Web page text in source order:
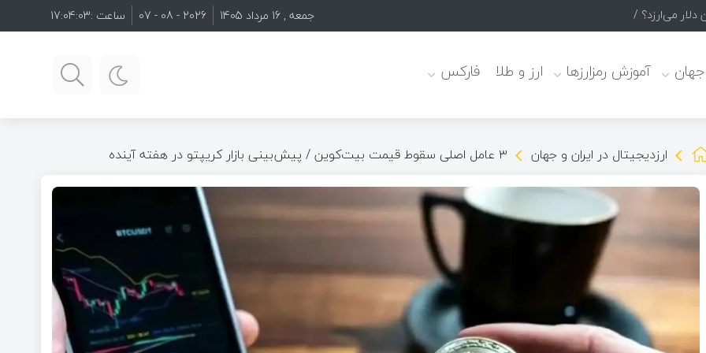
جمعه , 16 مرداد 1405 2026 - 08 - 07 ساعت :17:04:04
جهان آموزش رمزارزها ارز و طلا فارکس
ارزدیجیتال در ایران و جهان ۳ عامل اصلی سقوط قیمت بیت‌کوین / پیش‌بینی بازار کریپتو در هفته آینده